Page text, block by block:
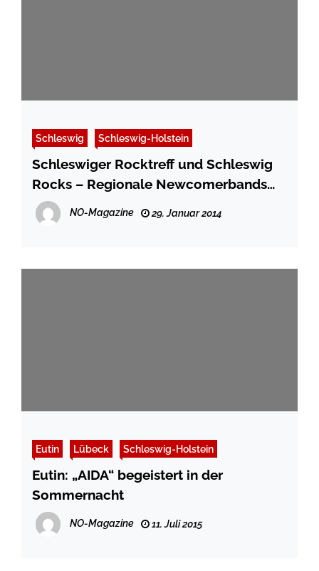
Schleswig Schleswig-Holstein
Schleswiger Rocktreff und Schleswig
Rocks – Regionale Newcomerbands
gesucht
NO-Magazine 29. Januar 2014
Eutin Lübeck Schleswig-Holstein
Eutin: „AIDA“ begeistert in der
Sommernacht
NO-Magazine 11. Juli 2015